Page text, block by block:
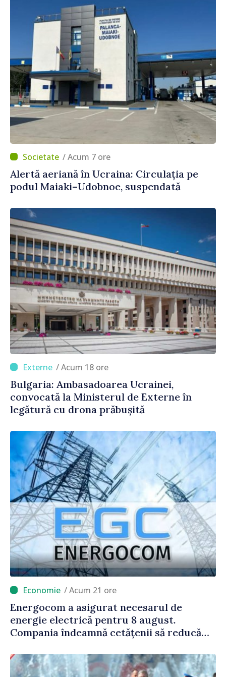
/ Acum 7 ore
Alertă aeriană în Ucraina: Circulația pe
podul Maiaki–Udobnoe, suspendată
/ Acum 18 ore
Bulgaria: Ambasadoarea Ucrainei,
convocată la Ministerul de Externe în
legătură cu drona prăbușită
/ Acum 21 ore
Energocom a asigurat necesarul de
energie electrică pentru 8 august.
Compania îndeamnă cetățenii să reducă